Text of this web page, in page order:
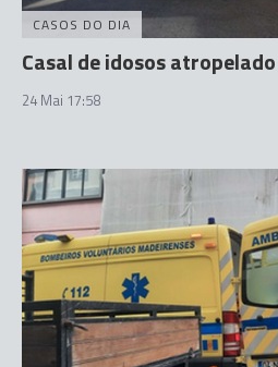
CASOS DO DIA
Casal de idosos
24 Mai 17:58